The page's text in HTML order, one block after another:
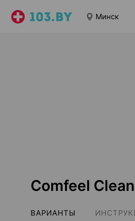
Минск
Comfeel
ВАРИАНТЫ